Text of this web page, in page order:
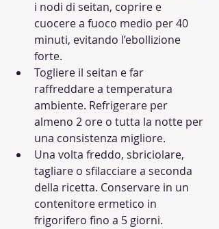
i nodi di seitan, coprire e
cuocere a fuoco medio per 40
minuti, evitando l’ebollizione
forte.
Togliere il seitan e far
raffreddare a temperatura
ambiente. Refrigerare per
almeno 2 ore o tutta la notte per
una consistenza migliore.
Una volta freddo, sbriciolare,
tagliare o sfilacciare a seconda
della ricetta. Conservare in un
contenitore ermetico in
frigorifero fino a 5 giorni.